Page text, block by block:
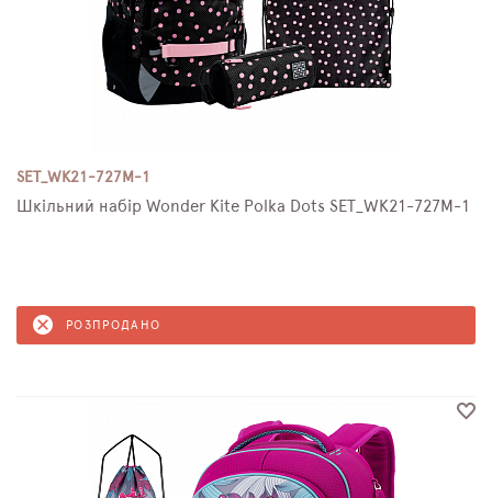
SET_WK21-727M-1
Шкільний набір Wonder Kite Polka Dots SET_WK21-727M-1
РОЗПРОДАНО